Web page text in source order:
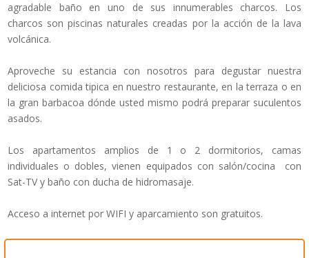
agradable baño en uno de sus innumerables charcos. Los
charcos son piscinas naturales creadas por la acción de la lava
volcánica.
Aproveche su estancia con nosotros para degustar nuestra
deliciosa comida tipica en nuestro restaurante, en la terraza o en
la gran barbacoa dónde usted mismo podrá preparar suculentos
asados.
Los apartamentos amplios de 1 o 2 dormitorios, camas
individuales o dobles, vienen equipados con salón/cocina con
Sat-TV y baño con ducha de hidromasaje.
Acceso a internet por WIFI y aparcamiento son gratuitos.